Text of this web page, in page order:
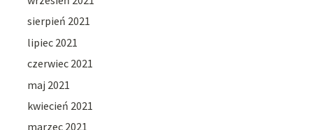
sierpień 2021
lipiec 2021
czerwiec 2021
maj 2021
kwiecień 2021
marzec 2021